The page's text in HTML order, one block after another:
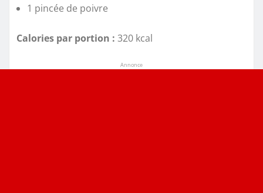
1 pincée de poivre
Calories par portion : 320 kcal
Annonce